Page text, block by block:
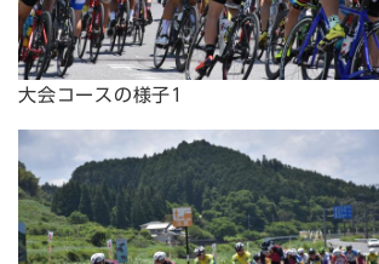
大会コースの様子1